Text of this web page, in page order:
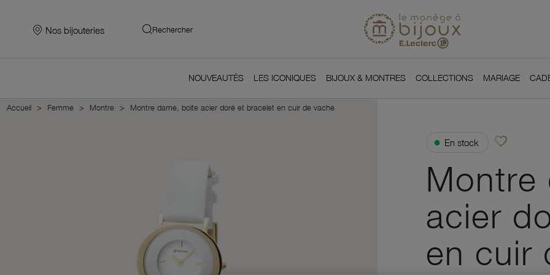
Nos bijouteries Rechercher
NOUVEAUTÉS LES ICONIQUES BIJOUX & MONTRES COLLECTIONS MARIAGE
Accueil Femme Montre Montre dame, boite acier doré et bracelet en cuir de vache
● En stock favorite_borderAjouter à vos
Montre
acier
en cuir